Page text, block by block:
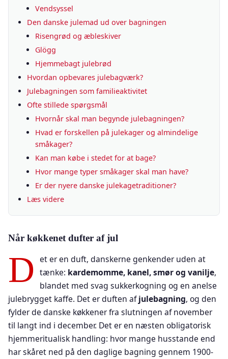
Vendsyssel
Den danske julemad ud over bagningen
Risengrød og æbleskiver
Glögg
Hjemmebagt julebrød
Hvordan opbevares julebagværk?
Julebagningen som familieaktivitet
Ofte stillede spørgsmål
Hvornår skal man begynde julebagningen?
Hvad er forskellen på julekager og almindelige
småkager?
Kan man købe i stedet for at bage?
Hvor mange typer småkager skal man have?
Er der nyere danske julekagetraditioner?
Læs videre
Når køkkenet dufter af jul
D et er en duft, danskerne genkender uden at
tænke: kardemomme, kanel, smør og vanilje,
blandet med svag sukkerkogning og en anelse
julebrygget kaffe. Det er duften afjulebagning, og den
fylder de danske køkkener fra slutningen af november
til langt ind i december. Det er en næsten obligatorisk
hjemmeritualisk handling: hvor mange husstande end
har skåret ned på den daglige bagning gennem 1900-